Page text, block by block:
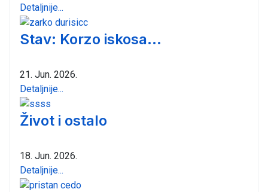
Detaljnije...
Stav: Korzo iskosa...
21. Jun. 2026.
Detaljnije...
Život i ostalo
18. Jun. 2026.
Detaljnije...